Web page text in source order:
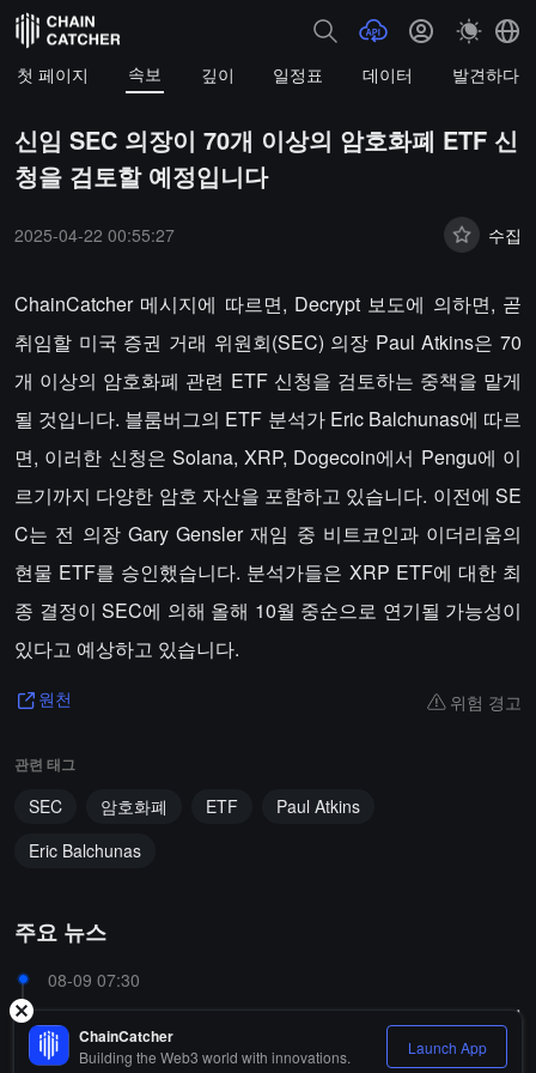
첫 페이지 속보 깊이 일정표 데이터 발견하다
신임 SEC 의장이 70개 이상의 암호화폐 ETF 신
청을 검토할 예정입니다
2025-04-22 00:55:27 수집
ChainCatcher 메시지에 따르면, Decrypt 보도에 의하면, 곧
취임할 미국 증권 거래 위원회(SEC) 의장 Paul Atkins은 70
개 이상의 암호화폐 관련 ETF 신청을 검토하는 중책을 맡게
될 것입니다. 블룸버그의 ETF 분석가 Eric Balchunas에 따르
면, 이러한 신청은 Solana, XRP, Dogecoin에서 Pengu에 이
르기까지 다양한 암호 자산을 포함하고 있습니다. 이전에 SE
C는 전 의장 Gary Gensler 재임 중 비트코인과 이더리움의
현물 ETF를 승인했습니다. 분석가들은 XRP ETF에 대한 최
종 결정이 SEC에 의해 올해 10월 중순으로 연기될 가능성이
있다고 예상하고 있습니다.
원천 위험 경고
관련 태그
SEC 암호화폐 ETF
Paul Atkins
Eric Balchunas
주요 뉴스
08-09 07:30
데이터: BSC 토큰 TUT 하루 상승률 200% 초과 후 1시
간 내 44% 폭락, 계약 청산량 급증
ChainCatcher
Building the Web3 world with innovations. Launch App